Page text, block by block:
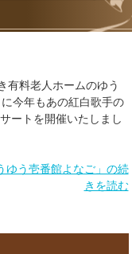
有料老人ホームのゆう
今年もあの紅白歌手の
ートを開催いたしまし
ゆう壱番館よなご」の続
きを読む